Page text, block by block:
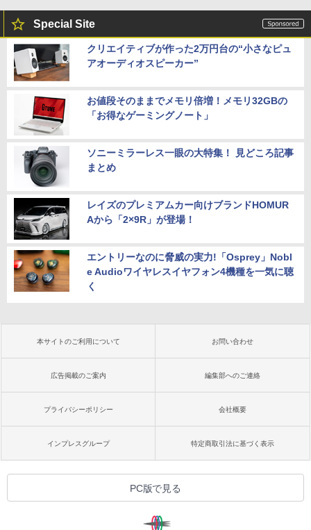
Special Site
クリエイティブが作った2万円台の“小さなピュ
アオーディオスピーカー”
お値段そのままでメモリ倍増！メモリ32GBの
「お得なゲーミングノート」
ソニーミラーレス一眼の大特集！ 見どころ記事
まとめ
レイズのプレミアムカー向けブランドHOMUR
Aから「2×9R」が登場！
エントリーなのに脅威の実力!「Osprey」Nobl
e Audioワイヤレスイヤフォン4機種を一気に聴
く
本サイトのご利用について お問い合わせ
広告掲載のご案内 編集部へのご連絡
プライバシーポリシー 会社概要
インプレスグループ 特定商取引法に基づく表示
PC版で見る